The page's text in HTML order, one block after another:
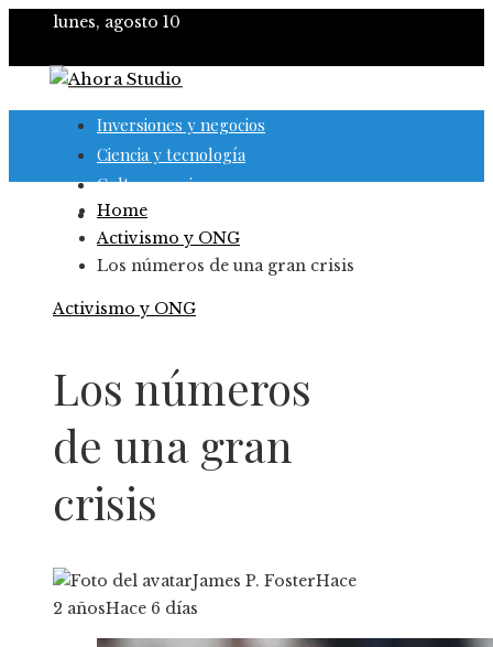
lunes, agosto 10
Inversiones y negocios
Ciencia y tecnología
Cultura y ocio
Responsabilidad social
Home
Activismo y ONG
Los números de una gran crisis
Activismo y ONG
Los números
de una gran
crisis
James P. FosterHace
2 añosHace 6 días